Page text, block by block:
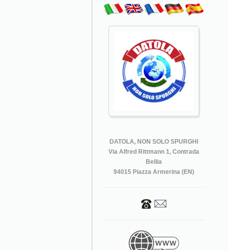
DATOLA, NON SOLO SPURGHI
Via Alfred Rittmann 1, Contrada
Bellia
94015 Piazza Armerina (EN)